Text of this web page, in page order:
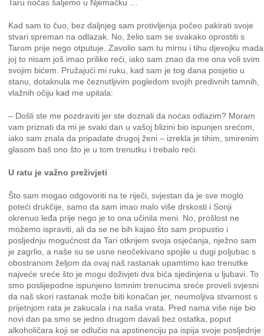
Taru nočas šaljemo u Njemačku …
Kad sam to čuo, bez daljnjeg sam protivljenja počeo pakirati svoje
stvari spreman na odlazak. No, želio sam se svakako oprostiti s
Tarom prije nego otputuje. Zavolio sam tu mirnu i tihu djevojku mada
joj to nisam još imao prilike reći, iako sam znao da me ona voli svim
svojim bićem. Pružajući mi ruku, kad sam je tog dana posjetio u
stanu, dotaknula me čeznutljivim pogledom svojih predivnih tamnih,
vlažnih očiju kad me upitala:
– Došli ste me pozdraviti jer ste doznali da noćas odlazim? Moram
vam priznati da mi je svaki dan u vašoj blizini bio ispunjen srećom,
iako sam znala da pripadate drugoj ženi – izrekla je tihim, smirenim
glasom baš ono što je u tom trenutku i trebalo reći.
U ratu je važno preživjeti
Što sam mogao odgovoriti na te riječi, svjestan da je sve moglo
poteći drukčije, samo da sam imao malo više drskosti i Sonji
okrenuo leđa prije nego je to ona učinila meni. No, prošlost ne
možemo ispraviti, ali da se ne bih kajao što sam propustio i
posljednju mogućnost da Tari otkrijem svoja osjećanja, nježno sam
je zagrlio, a naše su se usne neočekivano spojile u dugi poljubac s
obostranom željom da ovaj naš rastanak upamtimo kao trenutke
najveće sreće što je mogu doživjeti dva bića sjedinjena u ljubavi. To
smo poslijepodne ispunjeno lomnim trenucima sreće proveli svjesni
da naš skori rastanak može biti konačan jer, neumoljiva stvarnost s
prijetnjom rata je zakucala i na naša vrata. Pred nama više nije bio
novi dan pa smo se jedno drugom davali bez ostatka, poput
alkoholičara koji se odlučio na apstinenciju pa ispija svoje posljednje